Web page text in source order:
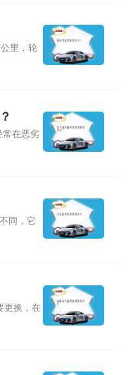
里，轮
常在恶劣
同，它
更换，在